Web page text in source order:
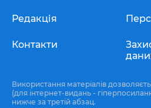
Редакція
Контакти
Використання матеріалів
(для інтернет-видань -
нижче за третій абзац.